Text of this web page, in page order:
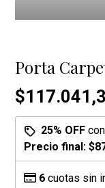
Porta
25% OFF
Precio final:
6 cuotas sin